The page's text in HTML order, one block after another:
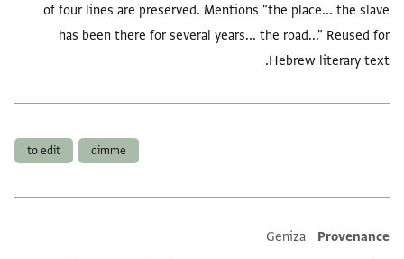
of four lines are preserved. Mentions "the place... the slave
has been there for several years... the road..." Reused for
Hebrew literary text.
dimme
to edit
Additional metadata
Provenance
Geniza